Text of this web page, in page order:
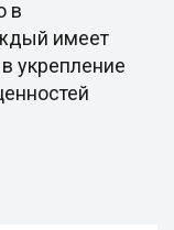
в
имеет
укрепление